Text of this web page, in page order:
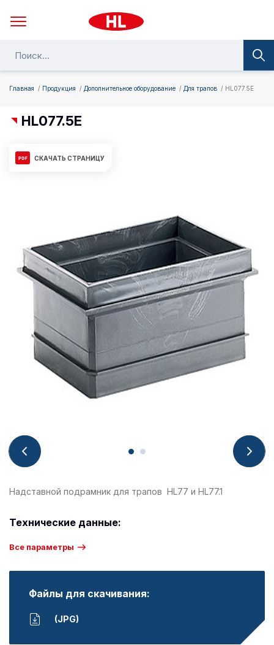
Главная Продукция Дополнительное оборудование Для трапов HL077.5E
HL077.5E
СКАЧАТЬ СТРАНИЦУ
Надставной подрамник для трапов HL77 и HL77.1
Технические данные:
Все параметры
Файлы для скачивания:
(JPG)